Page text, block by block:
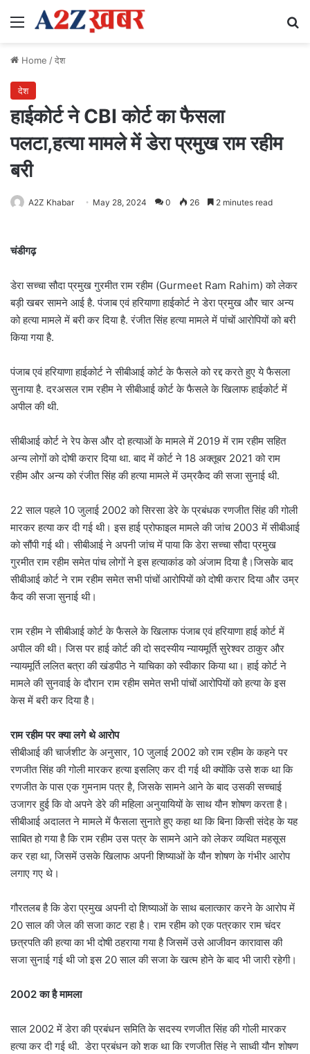
Menu
Home /देश
देश
हाईकोर्ट ने CBI कोर्ट का फैसला
पलटा,हत्या मामले में डेरा प्रमुख राम रहीम
बरी
A2Z Khabar May 28, 2024 0 26 2 minutes read
चंडीगढ़
डेरा सच्चा सौदा प्रमुख गुरमीत राम रहीम (Gurmeet Ram Rahim) को लेकर
बड़ी खबर सामने आई है. पंजाब एवं हरियाणा हाईकोर्ट ने डेरा प्रमुख और चार अन्य
को हत्या मामले में बरी कर दिया है. रंजीत सिंह हत्या मामले में पांचों आरोपियों को बरी
किया गया है.
पंजाब एवं हरियाणा हाईकोर्ट ने सीबीआई कोर्ट के फैसले को रद्द करते हुए ये फैसला
सुनाया है. दरअसल राम रहीम ने सीबीआई कोर्ट के फैसले के खिलाफ हाईकोर्ट में
अपील की थी.
सीबीआई कोर्ट ने रेप केस और दो हत्याओं के मामले में 2019 में राम रहीम सहित
अन्य लोगों को दोषी करार दिया था. बाद में कोर्ट ने 18 अक्तूबर 2021 को राम
रहीम और अन्य को रंजीत सिंह की हत्या मामले में उम्रकैद की सजा सुनाई थी.
22 साल पहले 10 जुलाई 2002 को सिरसा डेरे के प्रबंधक रणजीत सिंह की गोली
मारकर हत्या कर दी गई थी। इस हाई प्रोफाइल मामले की जांच 2003 में सीबीआई
को सौंपी गई थी। सीबीआई ने अपनी जांच में पाया कि डेरा सच्चा सौदा प्रमुख
गुरमीत राम रहीम समेत पांच लोगों ने इस हत्याकांड को अंजाम दिया है।जिसके बाद
सीबीआई कोर्ट ने राम रहीम समेत सभी पांचों आरोपियों को दोषी करार दिया और उम्र
कैद की सजा सुनाई थी।
राम रहीम ने सीबीआई कोर्ट के फैसले के खिलाफ पंजाब एवं हरियाणा हाई कोर्ट में
अपील की थी। जिस पर हाई कोर्ट की दो सदस्यीय न्यायमूर्ति सुरेश्वर ठाकुर और
न्यायमूर्ति ललित बत्रा की खंडपीठ ने याचिका को स्वीकार किया था। हाई कोर्ट ने
मामले की सुनवाई के दौरान राम रहीम समेत सभी पांचों आरोपियों को हत्या के इस
केस में बरी कर दिया है।
राम रहीम पर क्या लगे थे आरोप
सीबीआई की चार्जशीट के अनुसार, 10 जुलाई 2002 को राम रहीम के कहने पर
रणजीत सिंह की गोली मारकर हत्या इसलिए कर दी गई थी क्योंकि उसे शक था कि
रणजीत के पास एक गुमनाम पत्र है, जिसके सामने आने के बाद उसकी सच्चाई
उजागर हुई कि वो अपने डेरे की महिला अनुयायियों के साथ यौन शोषण करता है।
सीबीआई अदालत ने मामले में फैसला सुनाते हुए कहा था कि बिना किसी संदेह के यह
साबित हो गया है कि राम रहीम उस पत्र के सामने आने को लेकर व्यथित महसूस
कर रहा था, जिसमें उसके खिलाफ अपनी शिष्याओं के यौन शोषण के गंभीर आरोप
लगाए गए थे।
गौरतलब है कि डेरा प्रमुख अपनी दो शिष्याओं के साथ बलात्कार करने के आरोप में
20 साल की जेल की सजा काट रहा है। राम रहीम को एक पत्रकार राम चंदर
छत्रपति की हत्या का भी दोषी ठहराया गया है जिसमें उसे आजीवन कारावास की
सजा सुनाई गई थी जो इस 20 साल की सजा के खत्म होने के बाद भी जारी रहेगी।
2002 का है मामला
साल 2002 में डेरा की प्रबंधन समिति के सदस्य रणजीत सिंह की गोली मारकर
हत्या कर दी गई थी. डेरा प्रबंधन को शक था कि रणजीत सिंह ने साध्वी यौन शोषण